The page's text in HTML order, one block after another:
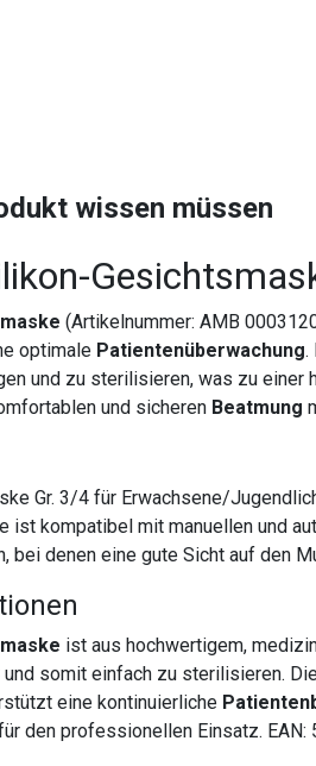
wissen müssen
(Artikelnummer: AMB
optimale Patientenüberwachung.
und zu sterilisieren, was zu einer
und sicheren Beatmung
Gr. 3/4 für Erwachsene/
ist kompatibel mit manuellen und
denen eine gute Sicht auf den
ist aus hochwertigem,
somit einfach zu sterilisieren.
eine kontinuierliche
den professionellen Einsatz. EAN: